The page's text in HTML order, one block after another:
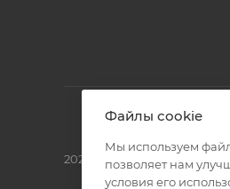
2026 © Полиграф кит -
Файлы cookie
Мы используем
позволяет нам
условия его